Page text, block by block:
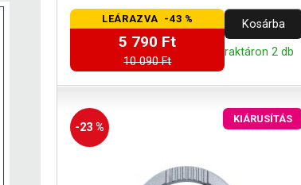
LEÁRAZVA -43 %
5 790 Ft
10 090 Ft
Kosárba
raktáron 2 db
-23 %
KIÁRUSÍTÁS